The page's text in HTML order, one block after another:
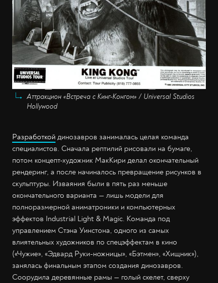
Аттракцион «Встреча с Кинг-Конгом» / Universal Studios
Hollywood
Разработкой динозавров занималась целая команда
специалистов. Сначала рептилий рисовали на бумаге,
потом концепт-художник МакКири делал окончательный
рендеринг, а после начиналось превращение рисунков в
скульптуры. Изваяния были в пять раз меньше
окончательного варианта — лишь модели для
полноразмерной аниматроники и компьютерных
эффектов Industrial Light & Magic. Команда под
управлением Стэна Уинстона, одного из самых
влиятельных художников по спецэффектам в кино
(«Чужие», «Эдвард Руки-ножницы», «Бэтмен», «Хищник»),
занялась финальным этапом создания динозавров.
Соорудила деревянные рамы — голый скелет, сверху